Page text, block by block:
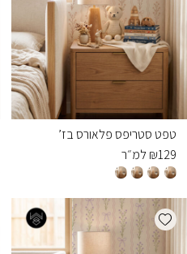
טפט סטריפס פלאורס בז’
₪129 למ״ר
Add wishlist